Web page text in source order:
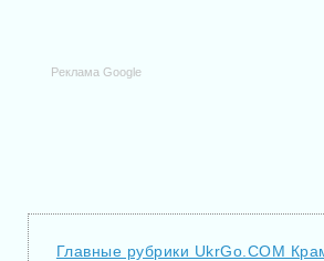
Реклама Google
Главные рубрики UkrGo.COM